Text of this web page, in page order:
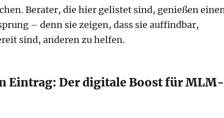
Berater, die hier gelistet sind, genießen
– denn sie zeigen, dass sie auffindbar,
sind, anderen zu helfen.
Eintrag: Der digitale Boost für MLM-